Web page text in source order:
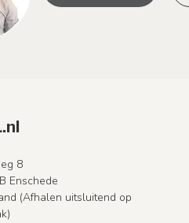
8
Enschede
(Afhalen uitsluitend op